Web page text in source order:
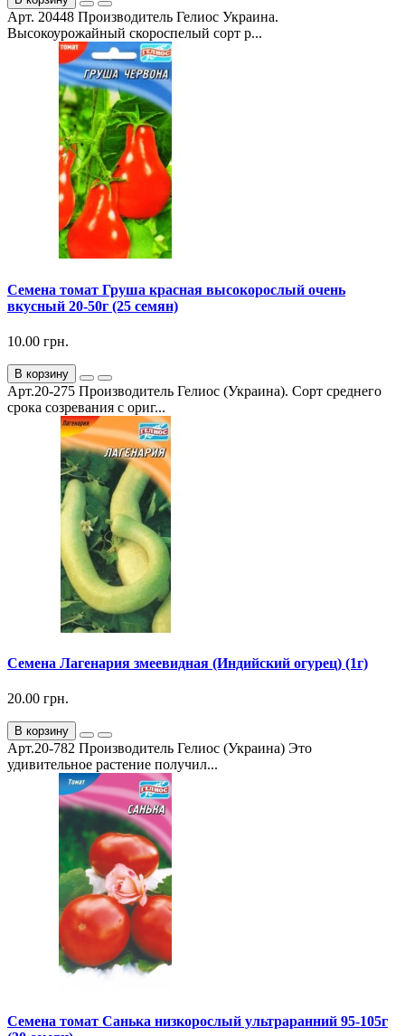
Арт. 20448 Производитель Гелиос Украина.
Высокоурожайный скороспелый сорт р...
Семена томат Груша красная высокорослый очень
вкусный 20-50г (25 семян)
10.00 грн.
В корзину
Арт.20-275 Производитель Гелиос (Украина). Сорт среднего
срока созревания с ориг...
Семена Лагенария змеевидная (Индийский огурец) (1г)
20.00 грн.
В корзину
Арт.20-782 Производитель Гелиос (Украина) Это
удивительное растение получил...
Семена томат Санька низкорослый ультраранний 95-105г